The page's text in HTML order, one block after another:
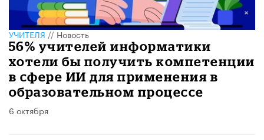
УЧИТЕЛЯ//Новость
56% учителей информатики
хотели бы получить компетенции
в сфере ИИ для применения в
образовательном процессе
6 октября